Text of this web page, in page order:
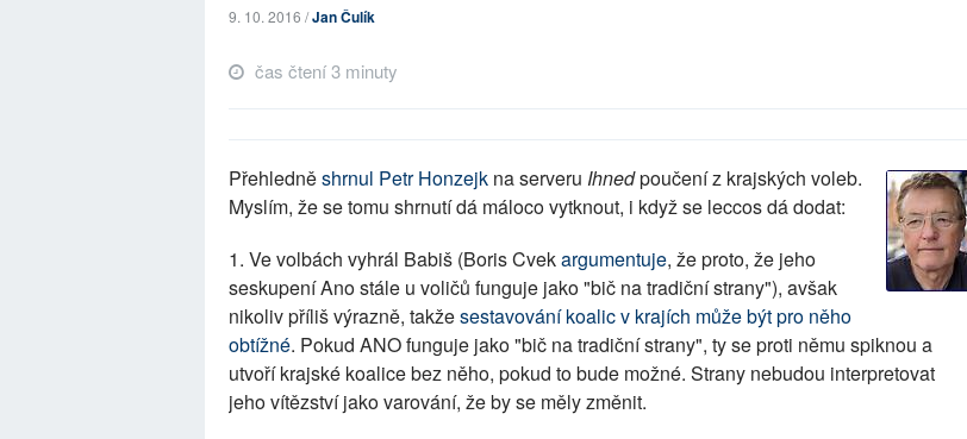
9. 10. 2016 /Jan Čulík
čas čtení 3 minuty
Přehledněshrnul Petr Honzejk na serveru Ihnedpoučení z krajských voleb.
Myslím, že se tomu shrnutí dá máloco vytknout, i když se leccos dá dodat:
1. Ve volbách vyhrál Babiš (Boris Cvekargumentuje, že proto, že jeho
seskupení Ano stále u voličů funguje jako "bič na tradiční strany"), avšak
nikoliv příliš výrazně, takžesestavování koalic v krajích může být pro něho
obtížné. Pokud ANO funguje jako "bič na tradiční strany", ty se proti němu spiknou a
utvoří krajské koalice bez něho, pokud to bude možné. Strany nebudou interpretovat
jeho vítězství jako varování, že by se měly změnit.